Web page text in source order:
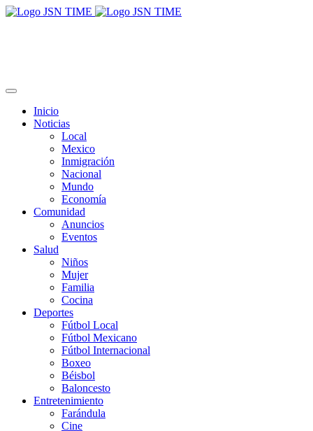
Inicio
Noticias
Local
Mexico
Inmigración
Nacional
Mundo
Economía
Comunidad
Anuncios
Eventos
Salud
Niños
Mujer
Familia
Cocina
Deportes
Fútbol Local
Fútbol Mexicano
Fútbol Internacional
Boxeo
Béisbol
Baloncesto
Entretenimiento
Farándula
Cine